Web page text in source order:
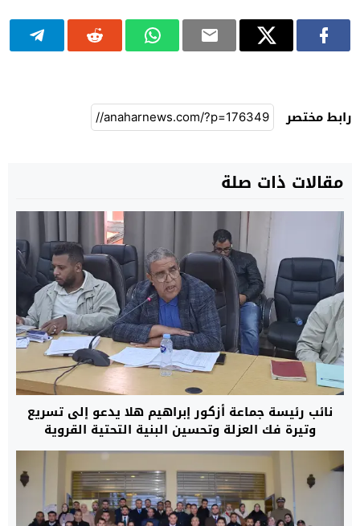
رابط مختصر
مقالات ذات صلة
نائب رئيسة جماعة أزكور إبراهيم هلا يدعو إلى تسريع
وتيرة فك العزلة وتحسين البنية التحتية القروية